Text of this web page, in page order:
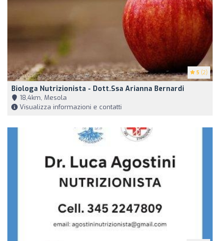
5 (2)
Biologa Nutrizionista - Dott.ssa Arianna Bernardi
18,4km, Mesola
Visualizza informazioni e contatti